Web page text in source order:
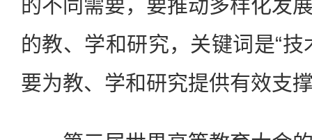
的不同需要，要推动多样化发
的教、学和研究，关键词是“
要为教、学和研究提供有效支